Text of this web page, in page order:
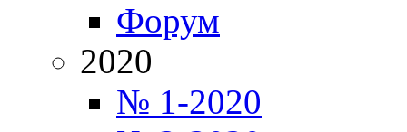
Форум
2020
№ 1-2020